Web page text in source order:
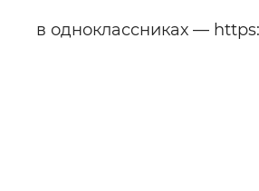
в одноклассниках —